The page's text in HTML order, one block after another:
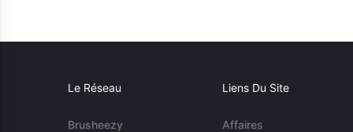
Le Réseau
Brusheezy
Liens Du Site
Affaires